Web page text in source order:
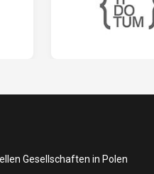
Gesellschaften in Polen